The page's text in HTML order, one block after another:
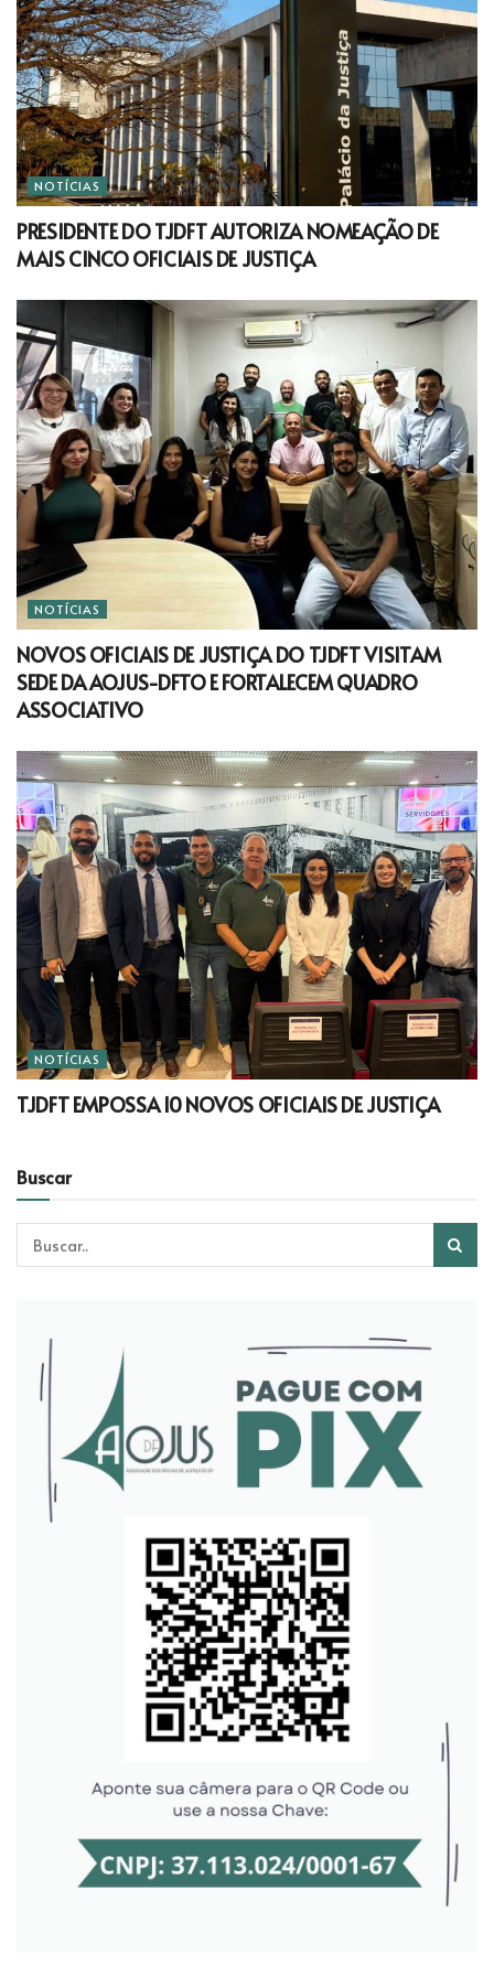
NOTÍCIAS
PRESIDENTE DO TJDFT AUTORIZA NOMEAÇÃO DE
MAIS CINCO OFICIAIS DE JUSTIÇA
NOTÍCIAS
NOVOS OFICIAIS DE JUSTIÇA DO TJDFT VISITAM
SEDE DA AOJUS-DFTO E FORTALECEM QUADRO
ASSOCIATIVO
NOTÍCIAS
TJDFT EMPOSSA 10 NOVOS OFICIAIS DE JUSTIÇA
Buscar